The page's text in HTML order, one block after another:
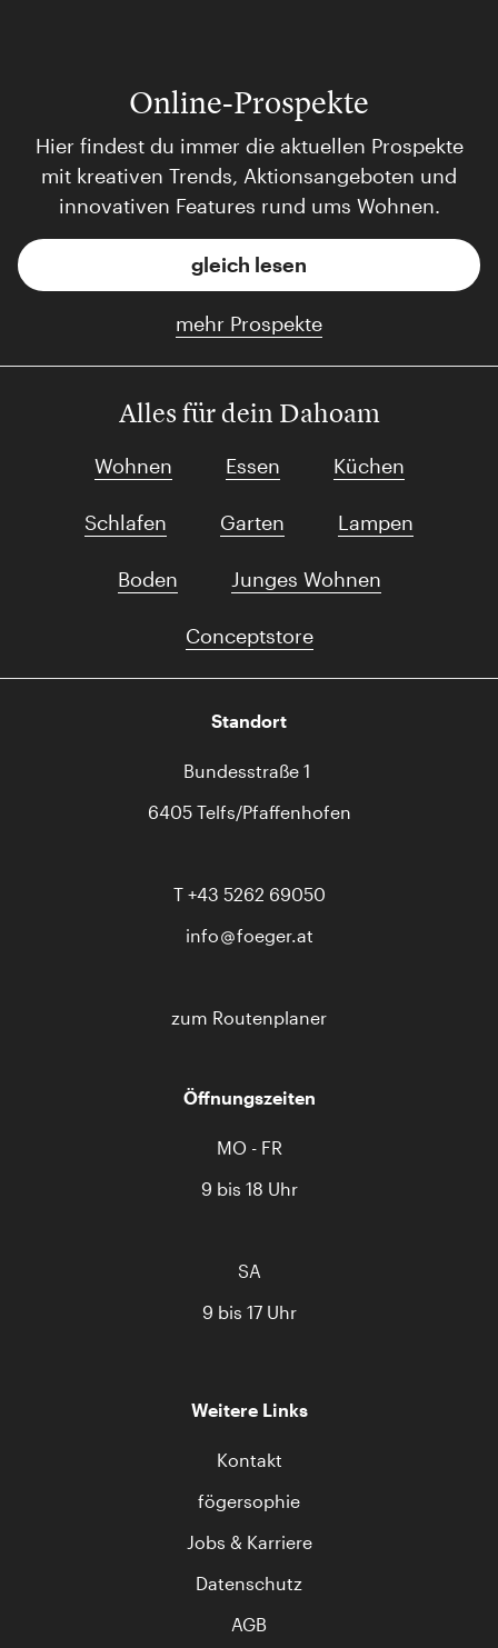
Online-Prospekte
Hier findest du immer die aktuellen Prospekte
mit kreativen Trends, Aktionsangeboten und
innovativen Features rund ums Wohnen.
gleich lesen
mehr Prospekte
Alles für dein Dahoam
Wohnen Essen Küchen
Schlafen Garten Lampen
Boden Junges Wohnen
Conceptstore
Standort
Bundesstraße 1
6405 Telfs/Pfaffenhofen
T +43 5262 69050
info
foeger.at
zum Routenplaner
Öffnungszeiten
MO - FR
9 bis 18 Uhr
SA
9 bis 17 Uhr
Weitere Links
Kontakt
fögersophie
Jobs & Karriere
Datenschutz
AGB